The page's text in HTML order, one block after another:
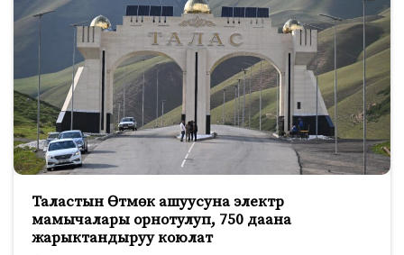
Таластын Өтмөк ашуусуна электр
мамычалары орнотулуп, 750 даана
жарыктандыруу коюлат